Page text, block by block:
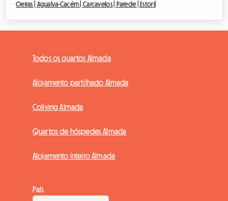
Oeiras | Agualva-Cacém |Carcavelos | Parede | Estoril
Todos os quartos Almada
Alojamento partilhado Almada
Coliving Almada
Quartos de hóspedes Almada
Alojamento inteiro Almada
País